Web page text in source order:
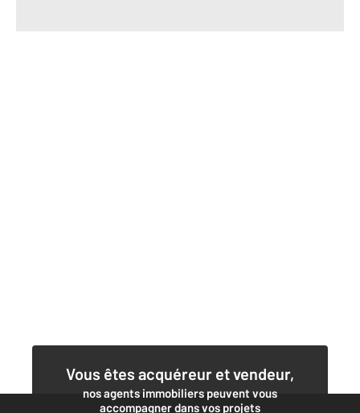
Vous êtes acquéreur et vendeur,
nos agents immobiliers peuvent vous
accompagner dans vos projets